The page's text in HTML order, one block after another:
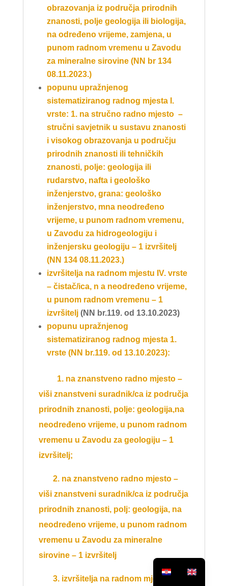
obrazovanja iz područja prirodnih
znanosti, polje geologija ili biologija,
na određeno vrijeme, zamjena, u
punom radnom vremenu u Zavodu
za mineralne sirovine (NN br 134
08.11.2023.)
popunu upražnjenog
sistematiziranog radnog mjesta I.
vrste: 1. na stručno radno mjesto –
stručni savjetnik u sustavu znanosti
i visokog obrazovanja u području
prirodnih znanosti ili tehničkih
znanosti, polje: geologija ili
rudarstvo, nafta i geološko
inženjerstvo, grana: geološko
inženjerstvo, mna neodređeno
vrijeme, u punom radnom vremenu,
u Zavodu za hidrogeologiju i
inženjersku geologiju – 1 izvršitelj
(NN 134 08.11.2023.)
izvršitelja na radnom mjestu IV. vrste
– čistač/ica, n a neodređeno vrijeme,
u punom radnom vremenu – 1
izvršitelj(NN br.119. od 13.10.2023)
popunu upražnjenog
sistematiziranog radnog mjesta 1.
vrste (NN br.119. od 13.10.2023):
1. na znanstveno radno mjesto –
viši znanstveni suradnik/ca iz područja
prirodnih znanosti, polje: geologija,na
neodređeno vrijeme, u punom radnom
vremenu u Zavodu za geologiju – 1
izvršitelj;
2. na znanstveno radno mjesto –
viši znanstveni suradnik/ca iz područja
prirodnih znanosti, polj: geologija, na
neodređeno vrijeme, u punom radnom
vremenu u Zavodu za mineralne
sirovine – 1 izvršitelj
3. izvršitelja na radnom mjestu